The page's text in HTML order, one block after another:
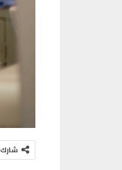
شارك